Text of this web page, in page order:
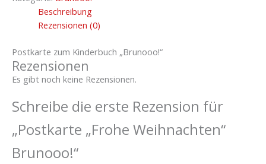
Beschreibung
Rezensionen (0)
Postkarte zum Kinderbuch „Brunooo!“
Rezensionen
Es gibt noch keine Rezensionen.
Schreibe die erste Rezension für
„Postkarte „Frohe Weihnachten“
Brunooo!“